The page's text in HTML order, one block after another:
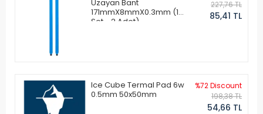
Uzayan Bant
171mmX8mmX0.3mm (1
Set - 2 Adet)
227,76 TL
85,41 TL
Ice Cube Termal Pad 6w
0.5mm 50x50mm
%72 Discount
198,38 TL
54,66 TL